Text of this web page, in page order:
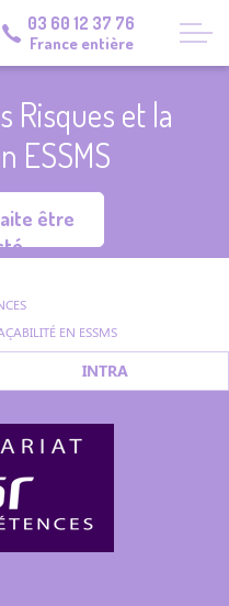
03 60 12 37 76
France entière
Risques et la
ESSMS
être
EN ESSMS
INTRA